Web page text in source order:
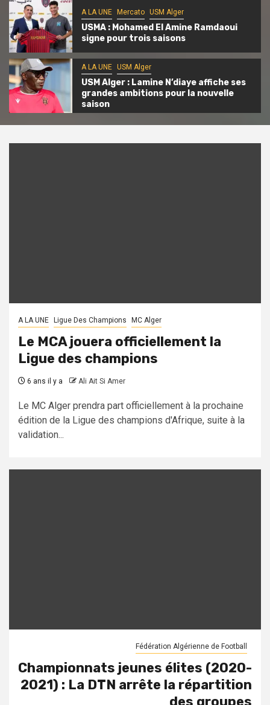
A LA UNE Mercato USM Alger
USMA : Mohamed El Amine Ramdaoui
signe pour trois saisons
A LA UNE USM Alger
USM Alger : Lamine N’diaye affiche ses
grandes ambitions pour la nouvelle
saison
A LA UNE Ligue Des Champions MC Alger
Le MCA jouera officiellement la
Ligue des champions
6 ans il y a Ali Ait Si Amer
Le MC Alger prendra part officiellement à la prochaine
édition de la Ligue des champions d'Afrique, suite à la
validation...
Fédération Algérienne de Football
Championnats jeunes élites (2020-
2021) : La DTN arrête la répartition